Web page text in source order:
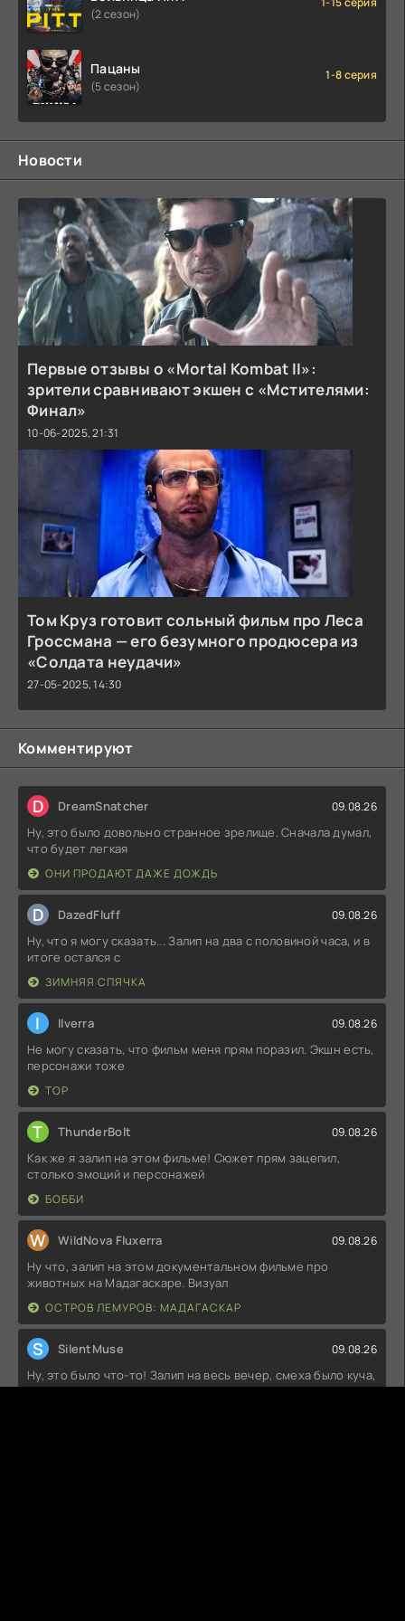
(2 сезон)
Пацаны
(5 сезон)
1-8 серия
Новости
Первые отзывы о «Mortal Kombat II»:
зрители сравнивают экшен с «Мстителями:
Финал»
10-06-2025, 21:31
Том Круз готовит сольный фильм про Леса
Гроссмана — его безумного продюсера из
«Солдата неудачи»
27-05-2025, 14:30
Комментируют
D DreamSnatcher 09.08.26
Ну, это было довольно странное зрелище. Сначала думал,
что будет легкая
ОНИ ПРОДАЮТ ДАЖЕ ДОЖДЬ
D DazedFluff 09.08.26
Ну, что я могу сказать... Залип на два с половиной часа, и в
итоге остался с
ЗИМНЯЯ СПЯЧКА
I Ilverra 09.08.26
Не могу сказать, что фильм меня прям поразил. Экшн есть,
персонажи тоже
ТОР
T ThunderBolt 09.08.26
Как же я залип на этом фильме! Сюжет прям зацепил,
столько эмоций и персонажей
БОББИ
W WildNova Fluxerra 09.08.26
Ну что, залип на этом документальном фильме про
животных на Мадагаскаре. Визуал
ОСТРОВ ЛЕМУРОВ: МАДАГАСКАР
S SilentMuse 09.08.26
Ну, это было что-то! Залип на весь вечер, смеха было куча,
а персонажи — просто